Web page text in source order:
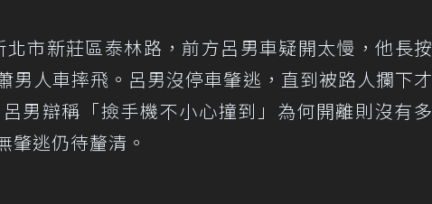
市新莊區泰林路，前方呂男車疑開太慢，他長按
男人車摔飛。呂男沒停車肇逃，直到被路人攔下才
男辯稱「撿手機不小心撞到」為何開離則沒有多
肇逃仍待釐清。